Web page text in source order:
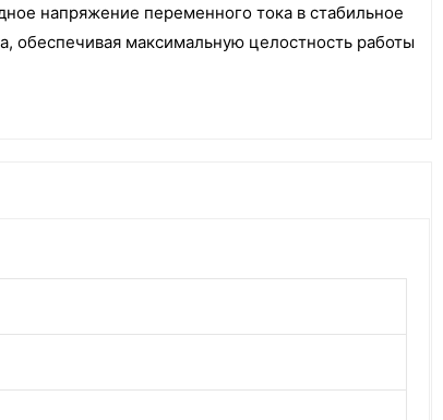
напряжение переменного тока в стабильное
обеспечивая максимальную целостность работы